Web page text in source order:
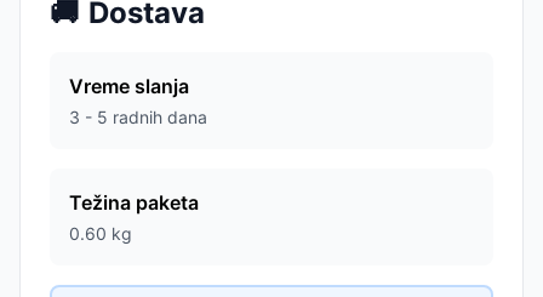
🚚 Dostava
Vreme slanja
3 - 5 radnih dana
Težina paketa
0.60 kg